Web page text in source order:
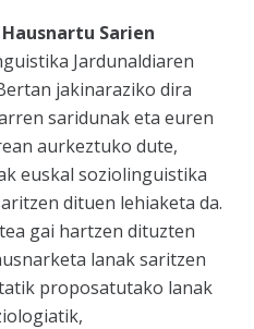
Hausnartu Sarien
Jardunaldiaren
jakinaraziko dira
saridunak eta euren
aurkeztuko dute,
euskal soziolinguistika
dituen lehiaketa da.
gai hartzen dituzten
lanak saritzen
proposatutako lanak